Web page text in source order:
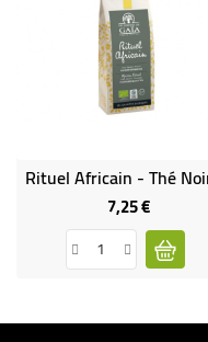
7,25 €Prix